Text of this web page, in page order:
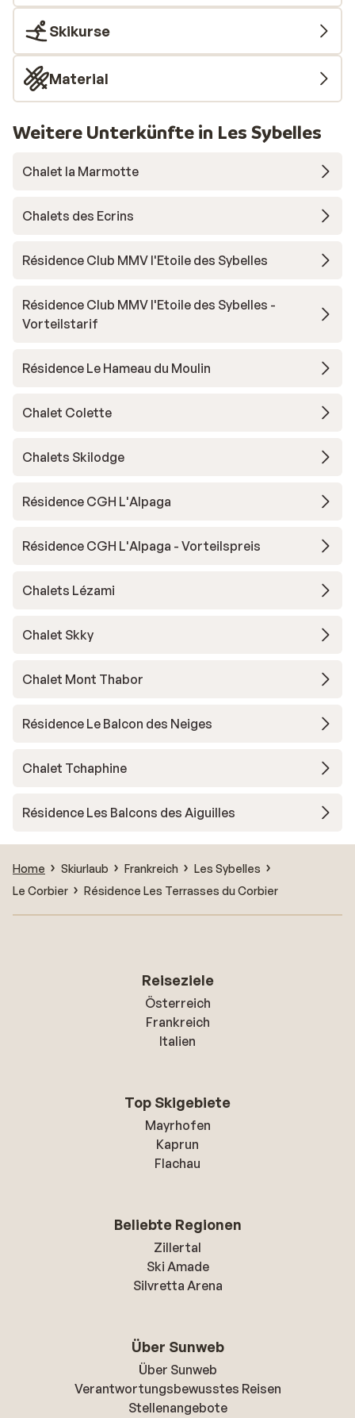
Skikurse
Material
Weitere Unterkünfte in Les Sybelles
Chalet la Marmotte
Chalets des Ecrins
Résidence Club MMV l'Etoile des Sybelles
Résidence Club MMV l'Etoile des Sybelles -
Vorteilstarif
Résidence Le Hameau du Moulin
Chalet Colette
Chalets Skilodge
Résidence CGH L'Alpaga
Résidence CGH L'Alpaga - Vorteilspreis
Chalets Lézami
Chalet Skky
Chalet Mont Thabor
Résidence Le Balcon des Neiges
Chalet Tchaphine
Résidence Les Balcons des Aiguilles
Home Skiurlaub Frankreich
Les Sybelles
Le Corbier
Résidence Les Terrasses du Corbier
Reiseziele
Österreich
Frankreich
Italien
Top Skigebiete
Mayrhofen
Kaprun
Flachau
Beliebte Regionen
Zillertal
Ski Amade
Silvretta Arena
Über Sunweb
Über Sunweb
Verantwortungsbewusstes Reisen
Stellenangebote